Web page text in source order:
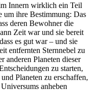
Innern wirklich ein Teil
um ihre Bestimmung: Das
deren Bewohner die
Zeit war und sie bereit
es gut war – und sie
entfernten Sternnebel zu
anderen Planeten dieser
zu starten,
Planeten zu erschaffen,
anheben